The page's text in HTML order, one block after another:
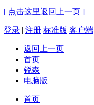
[ 点击这里返回上一页 ]
登录 | 注册 标准版 客户端
返回上一页
首页
锐森
电脑版
首页